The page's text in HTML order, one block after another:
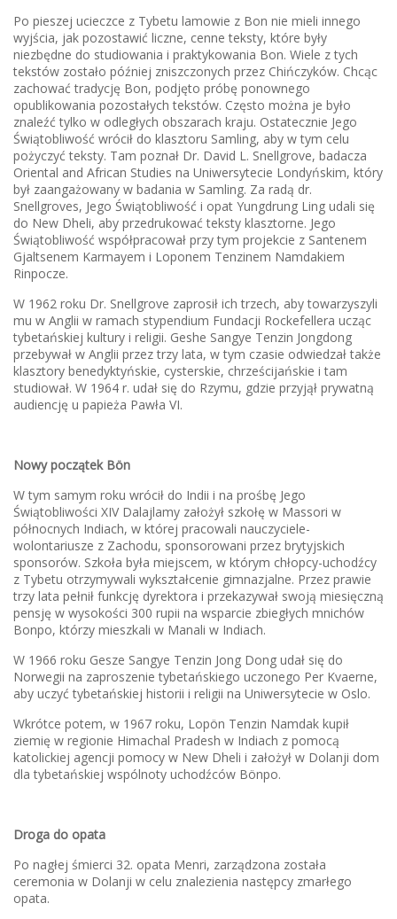
Po pieszej ucieczce z Tybetu lamowie z Bon nie mieli innego
wyjścia, jak pozostawić liczne, cenne teksty, które były
niezbędne do studiowania i praktykowania Bon. Wiele z tych
tekstów zostało później zniszczonych przez Chińczyków. Chcąc
zachować tradycję Bon, podjęto próbę ponownego
opublikowania pozostałych tekstów. Często można je było
znaleźć tylko w odległych obszarach kraju. Ostatecznie Jego
Świątobliwość wrócił do klasztoru Samling, aby w tym celu
pożyczyć teksty. Tam poznał Dr. David L. Snellgrove, badacza
Oriental and African Studies na Uniwersytecie Londyńskim, który
był zaangażowany w badania w Samling. Za radą dr.
Snellgroves, Jego Świątobliwość i opat Yungdrung Ling udali się
do New Dheli, aby przedrukować teksty klasztorne. Jego
Świątobliwość współpracował przy tym projekcie z Santenem
Gjaltsenem Karmayem i Loponem Tenzinem Namdakiem
Rinpocze.
W 1962 roku Dr. Snellgrove zaprosił ich trzech, aby towarzyszyli
mu w Anglii w ramach stypendium Fundacji Rockefellera ucząc
tybetańskiej kultury i religii. Geshe Sangye Tenzin Jongdong
przebywał w Anglii przez trzy lata, w tym czasie odwiedzał także
klasztory benedyktyńskie, cysterskie, chrześcijańskie i tam
studiował. W 1964 r. udał się do Rzymu, gdzie przyjął prywatną
audiencję u papieża Pawła VI.
Nowy początek Bön
W tym samym roku wrócił do Indii i na prośbę Jego
Świątobliwości XIV Dalajlamy założył szkołę w Massori w
północnych Indiach, w której pracowali nauczyciele-
wolontariusze z Zachodu, sponsorowani przez brytyjskich
sponsorów. Szkoła była miejscem, w którym chłopcy-uchodźcy
z Tybetu otrzymywali wykształcenie gimnazjalne. Przez prawie
trzy lata pełnił funkcję dyrektora i przekazywał swoją miesięczną
pensję w wysokości 300 rupii na wsparcie zbiegłych mnichów
Bonpo, którzy mieszkali w Manali w Indiach.
W 1966 roku Gesze Sangye Tenzin Jong Dong udał się do
Norwegii na zaproszenie tybetańskiego uczonego Per Kvaerne,
aby uczyć tybetańskiej historii i religii na Uniwersytecie w Oslo.
Wkrótce potem, w 1967 roku, Lopön Tenzin Namdak kupił
ziemię w regionie Himachal Pradesh w Indiach z pomocą
katolickiej agencji pomocy w New Dheli i założył w Dolanji dom
dla tybetańskiej wspólnoty uchodźców Bönpo.
Droga do opata
Po nagłej śmierci 32. opata Menri, zarządzona została
ceremonia w Dolanji w celu znalezienia następcy zmarłego
opata.